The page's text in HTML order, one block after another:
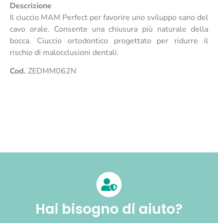
Descrizione
Il ciuccio MAM Perfect per favorire uno sviluppo sano del
cavo orale. Consente una chiusura più naturale della
bocca. Ciuccio ortodontico progettato per ridurre il
rischio di malocclusioni dentali.
Cod. ZEDMM062N
Hai bisogno di aiuto?